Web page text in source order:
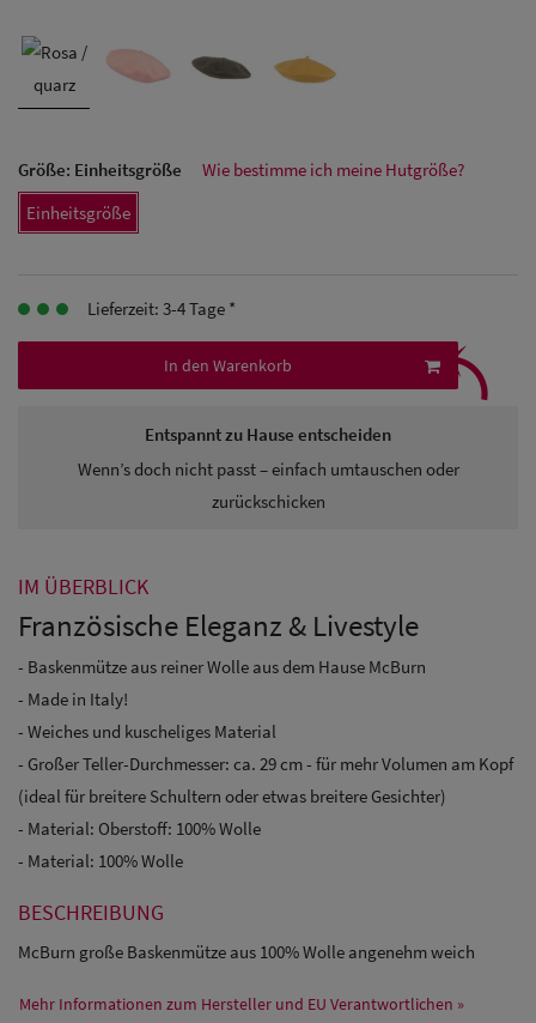
Baseball Cpas
Herren UV-
Herren
Herren
Snapback Caps
Größe: Einheitsgröße
Wie bestimme ich meine Hutgröße?
Einheitsgröße
Lieferzeit: 3-4 Tage *
In den Warenkorb
Entspannt zu Hause entscheiden
Wenn’s doch nicht passt – einfach umtauschen oder
zurückschicken
⤹
IM ÜBERBLICK
Französische Eleganz & Livestyle
- Baskenmütze aus reiner Wolle aus dem Hause McBurn
- Made in Italy!
- Weiches und kuscheliges Material
- Großer Teller-Durchmesser: ca. 29 cm - für mehr Volumen am Kopf
(ideal für breitere Schultern oder etwas breitere Gesichter)
- Material: Oberstoff: 100% Wolle
- Material: 100% Wolle
BESCHREIBUNG
McBurn große Baskenmütze aus 100% Wolle angenehm weich
Mehr Informationen zum Hersteller und EU Verantwortlichen »